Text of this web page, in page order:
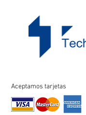
Aceptamos tarjetas